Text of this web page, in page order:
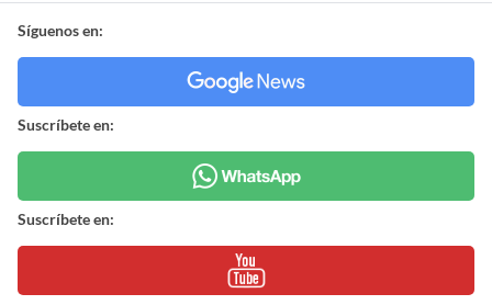
Síguenos en:
Suscríbete en:
Suscríbete en: